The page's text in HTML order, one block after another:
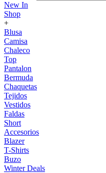
New In
Shop
+
Blusa
Camisa
Chaleco
Top
Pantalon
Bermuda
Chaquetas
Tejidos
Vestidos
Faldas
Short
Accesorios
Blazer
T-Shirts
Buzo
Winter Deals